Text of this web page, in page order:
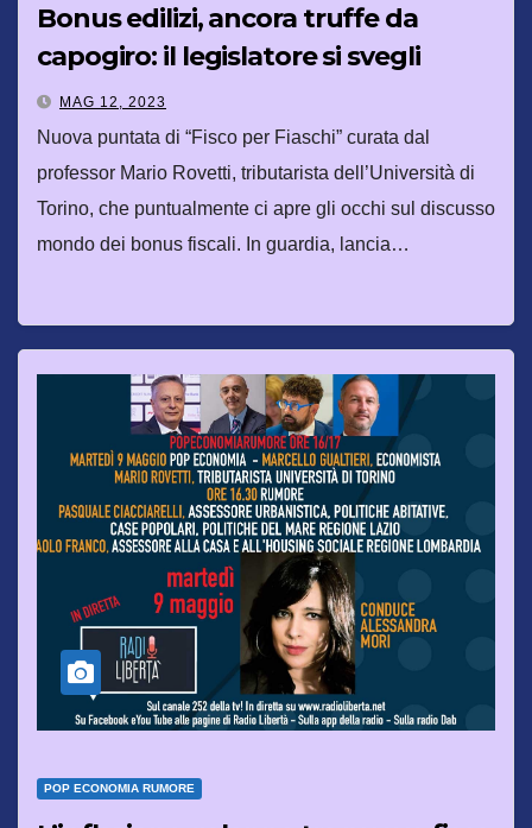
Bonus edilizi, ancora truffe da
capogiro: il legislatore si svegli
MAG 12, 2023
Nuova puntata di “Fisco per Fiaschi” curata dal
professor Mario Rovetti, tributarista dell’Università di
Torino, che puntualmente ci apre gli occhi sul discusso
mondo dei bonus fiscali. In guardia, lancia…
POP ECONOMIA RUMORE